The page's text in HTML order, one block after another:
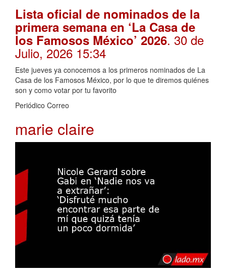
Lista oficial de nominados de la
primera semana en ‘La Casa de
los Famosos México’ 2026. 30 de
Julio, 2026 15:34
Este jueves ya conocemos a los primeros nominados de La
Casa de los Famosos México, por lo que te diremos quiénes
son y como votar por tu favorito
Periódico Correo
marie claire